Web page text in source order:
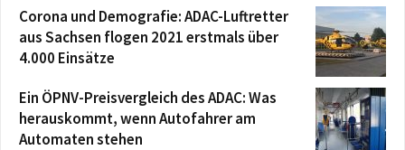
Corona und Demografie: ADAC-Luftretter
aus Sachsen flogen 2021 erstmals über
4.000 Einsätze
Ein ÖPNV-Preisvergleich des ADAC: Was
herauskommt, wenn Autofahrer am
Automaten stehen